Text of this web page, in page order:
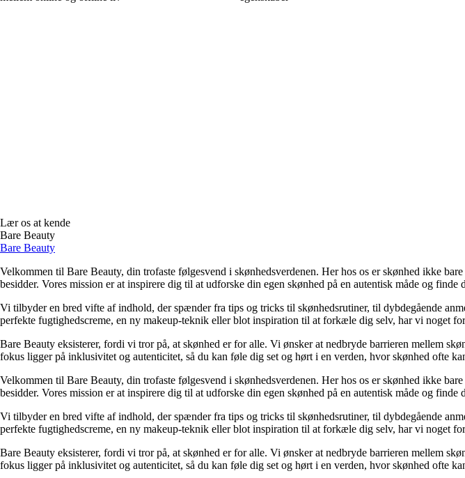
Lær os at kende
Bare Beauty
Bare Beauty
Velkommen til Bare Beauty, din trofaste følgesvend i skønhedsverdenen. Her hos os er skønhed ikke
besidder. Vores mission er at inspirere dig til at udforske din egen skønhed på en autentisk måde og finde
Vi tilbyder en bred vifte af indhold, der spænder fra tips og tricks til skønhedsrutiner, til dybdegående
perfekte fugtighedscreme, en ny makeup-teknik eller blot inspiration til at forkæle dig selv, har vi noget
Bare Beauty eksisterer, fordi vi tror på, at skønhed er for alle. Vi ønsker at nedbryde barrieren mellem
fokus ligger på inklusivitet og autenticitet, så du kan føle dig set og hørt i en verden, hvor skønhed ofte
Velkommen til Bare Beauty, din trofaste følgesvend i skønhedsverdenen. Her hos os er skønhed ikke
besidder. Vores mission er at inspirere dig til at udforske din egen skønhed på en autentisk måde og finde
Vi tilbyder en bred vifte af indhold, der spænder fra tips og tricks til skønhedsrutiner, til dybdegående
perfekte fugtighedscreme, en ny makeup-teknik eller blot inspiration til at forkæle dig selv, har vi noget
Bare Beauty eksisterer, fordi vi tror på, at skønhed er for alle. Vi ønsker at nedbryde barrieren mellem
fokus ligger på inklusivitet og autenticitet, så du kan føle dig set og hørt i en verden, hvor skønhed ofte